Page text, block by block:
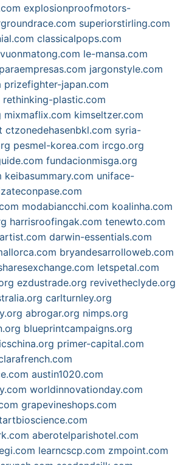
explosionproofmotors-
superiorstirling.com
classicalpops.com
vuonmatong.com le-mansa.com
jargonstyle.com
prizefighter-japan.com
rethinking-plastic.com
mixmaflix.com kimseltzer.com
ctzonedehasenbkl.com syria-
pesmel-korea.com ircgo.org
fundacionmisga.org
keibasummary.com uniface-
modabiancchi.com koalinha.com
harrisroofingak.com tenewto.com
darwin-essentials.com
bryandesarrolloweb.com
letspetal.com
ezdustrade.org revivetheclyde.org
carlturnley.org
abrogar.org nimps.org
blueprintcampaigns.org
primer-capital.com
austin1020.com
worldinnovationday.com
grapevineshops.com
aberotelparishotel.com
learncscp.com zmpoint.com